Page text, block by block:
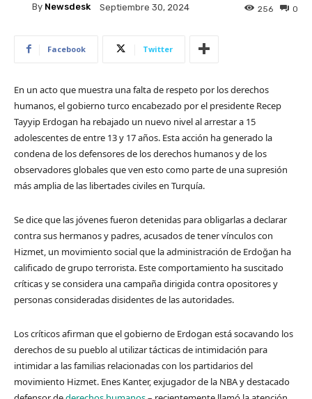
By Newsdesk Septiembre 30, 2024 0
256
Facebook Twitter
En un acto que muestra una falta de respeto por los derechos
humanos, el gobierno turco encabezado por el presidente Recep
Tayyip Erdogan ha rebajado un nuevo nivel al arrestar a 15
adolescentes de entre 13 y 17 años. Esta acción ha generado la
condena de los defensores de los derechos humanos y de los
observadores globales que ven esto como parte de una supresión
más amplia de las libertades civiles en Turquía.
Se dice que las jóvenes fueron detenidas para obligarlas a declarar
contra sus hermanos y padres, acusados ​​de tener vínculos con
Hizmet, un movimiento social que la administración de Erdoğan ha
calificado de grupo terrorista. Este comportamiento ha suscitado
críticas y se considera una campaña dirigida contra opositores y
personas consideradas disidentes de las autoridades.
Los críticos afirman que el gobierno de Erdogan está socavando los
derechos de su pueblo al utilizar tácticas de intimidación para
intimidar a las familias relacionadas con los partidarios del
movimiento Hizmet. Enes Kanter, exjugador de la NBA y destacado